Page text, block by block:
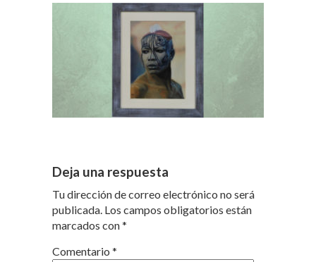
Deja una respuesta
Tu dirección de correo electrónico no será
publicada. Los campos obligatorios están
marcados con*
Comentario *